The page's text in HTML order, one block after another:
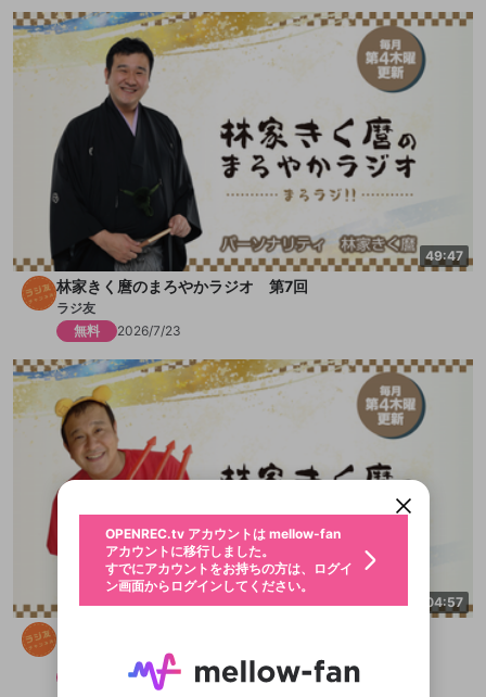
49:47
林家きく麿のまろやかラジオ 第7回
ラジ友
無料
2026/7/23
04:57
2026/7/23
ブレイクタイム広告
ライブ配信中に休憩するときに、最大1分間の広告
を表示することができます。
アプリで快適に視聴しよう！
OPENREC.tv アカウントは mellow-fan
アカウントに移行しました。
すでにアカウントをお持ちの方は、ログイ
新規登録
メールアドレスで新規登録
または
新規登録
@
OPENREC.tvアカウントはmellow-fanア
カウントに統合しました。
こちらからOPENREC.tvでログイン中のア
ログイン
メールアドレスでログイン
または
ログイン
OPENREC.tv アカウントは mellow-fan
アカウントに移行しました。
すでにアカウントをお持ちの方は、ログイ
ン画面からログインしてください。
登録したメールアドレスを入力し、送信してくださ
入力していただいたメールアドレ
スに、パスワード再設定用URLを
パーソナルデータの登録
年
生年月は登録後に変更できません。
認証コードの入力
セッションの有効期限が切れたた
不適切なユーザーとして報告しま
すか？
問題を選択してください
わいせつな表現
サブスクシェア
詳しくはこちら
限定コミュニティ参加方法
Discordアカウントをお持ちでない方